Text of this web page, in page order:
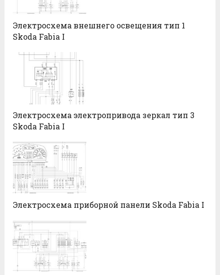
Электросхема внешнего освещения тип 1
Skoda Fabia I
Электросхема электропривода зеркал тип 3
Skoda Fabia I
Электросхема приборной панели Skoda Fabia I